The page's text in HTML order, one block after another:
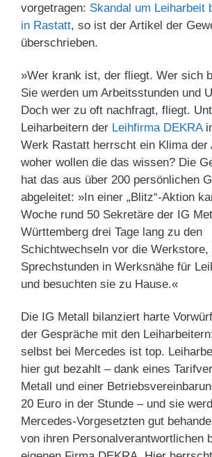
vorgetragen: Skandal um Leiharbeit
in Rastatt, so ist der Artikel der
überschrieben.
»Wer krank ist, der fliegt. Wer sich
Sie werden um Arbeitsstunden und
Doch wer zu oft nachfragt, fliegt.
Leiharbeitern der Leihfirma DEKRA
Werk Rastatt herrscht ein Klima der
woher wollen die das wissen? Die
hat das aus über 200 persönlichen
abgeleitet: »In einer „Blitz“-Aktion
Woche rund 50 Sekretäre der IG
Württemberg drei Tage lang zu den
Schichtwechseln vor die Werkstore,
Sprechstunden in Werksnähe für
und besuchten sie zu Hause.«
Die IG Metall bilanziert harte
der Gespräche mit den
selbst bei Mercedes ist top.
hier gut bezahlt – dank eines
Metall und einer
20 Euro in der Stunde – und sie
Mercedes-Vorgesetzten gut
von ihren Personalverantwortlichen